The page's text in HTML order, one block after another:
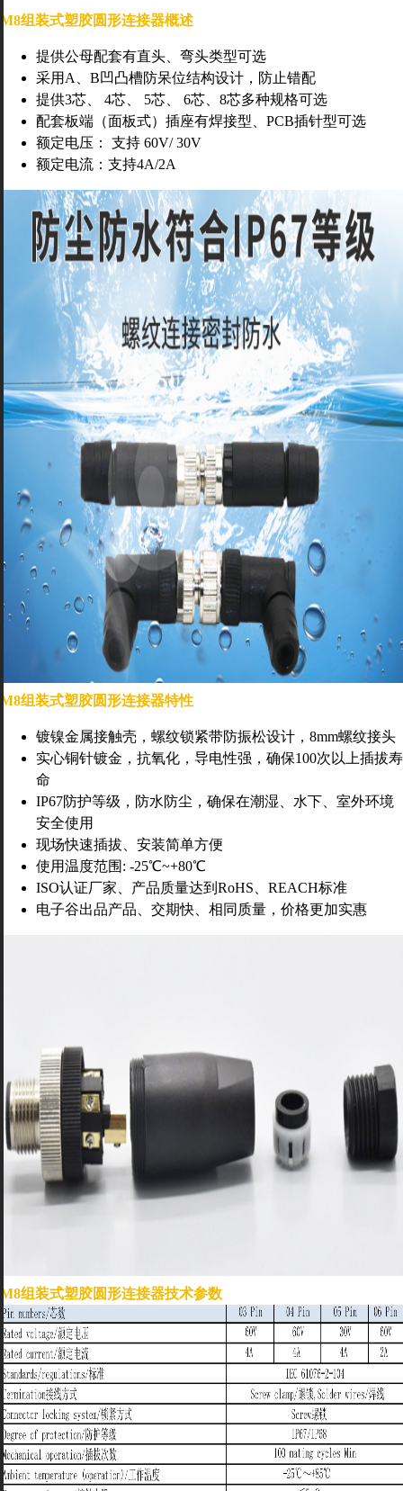
M8组装式塑胶圆形连接器概述
提供公母配套有直头、弯头类型可选
采用A、B凹凸槽防呆位结构设计，防止错配
提供3芯、 4芯、 5芯、 6芯 、8芯多种规格可选
配套板端（面板式）插座有焊接型、PCB插针型可选
额定电压： 支持 60V/ 30V
额定电流：支持4A/2A
M8组装式塑胶圆形连接器特性
镀镍金属接触壳，螺纹锁紧带防振松设计 ，8mm螺纹接头
实心铜针镀金 ， 抗氧化，导电性强， 确保100次以上插拔寿
命
IP67防护等级， 防水防尘， 确保在潮湿、水下、室外环境
安全使用
现场快速插拔、安装简单方便
使用温度范围: -25℃~+80℃
ISO认证厂家、产品质量达到 RoHS REACH标准
电子谷出品产品、交期快、相同质量，价格更加实惠
M8组装式塑胶圆形连接器技术参数